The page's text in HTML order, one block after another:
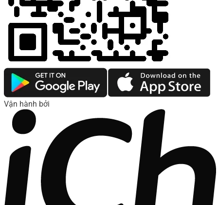
Vận hành bởi